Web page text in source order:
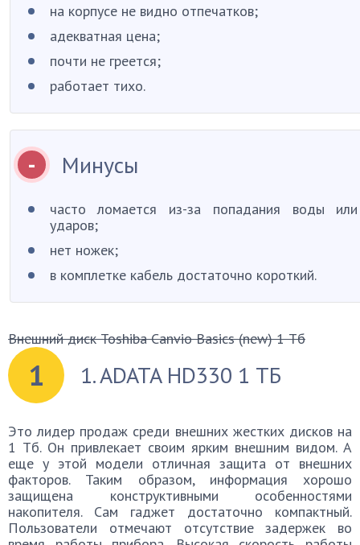
на корпусе не видно отпечатков;
адекватная цена;
почти не греется;
работает тихо.
Минусы
часто ломается из-за попадания воды или
ударов;
нет ножек;
в комплетке кабель достаточно короткий.
Внешний диск Toshiba Canvio Basics (new) 1 Тб
1 1. ADATA HD330 1 ТБ
Это лидер продаж среди внешних жестких дисков на
1 Тб. Он привлекает своим ярким внешним видом. А
еще у этой модели отличная защита от внешних
факторов. Таким образом, информация хорошо
защищена конструктивными особенностями
накопителя. Сам гаджет достаточно компактный.
Пользователи отмечают отсутствие задержек во